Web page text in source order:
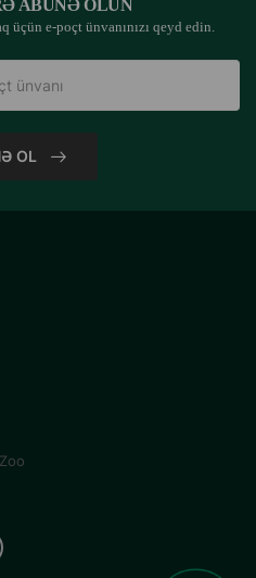
ABUNƏ OLUN
üçün e-poçt ünvanınızı qeyd edin.
OL